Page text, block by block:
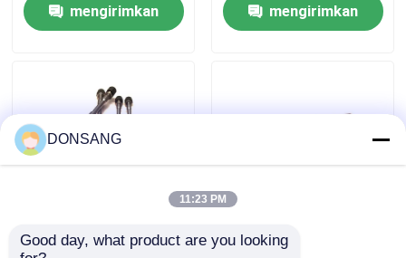
Kontrol kualitas
Permintaan Penawaran
Pemecah Batu Hidrolik
Pemutus hidrolik excavator
mengirimkan
mengirimkan
Excavator Hammer
24mm Hydraulic
DONSANG
11:23 PM
Good day, what product are you looking